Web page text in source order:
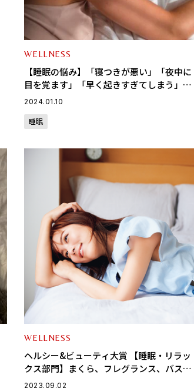
WELLNESS
【睡眠の悩み】「寝つきが悪い」「夜中に
目を覚ます」「早く起きすぎてしまう」原
因と改善策
2024.01.10
睡眠
WELLNESS
ヘルシー&ビューティ大賞 【睡眠・リラッ
クス部門】まくら、フレグランス、バスソ
ルト……etc.美と健康のプロのオススメ！
2023.09.02